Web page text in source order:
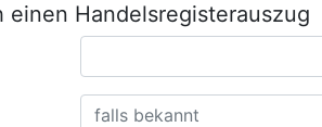
Handelsregisterauszug